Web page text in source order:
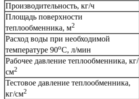
Производительность, кг/ч
Площадь поверхности
теплообменника, м2
Расход воды при необходимой
температуре 90оС, л/мин
Рабочее давление теплообменника, кг/
см2
Тестовое давление теплообменника,
кг/см2